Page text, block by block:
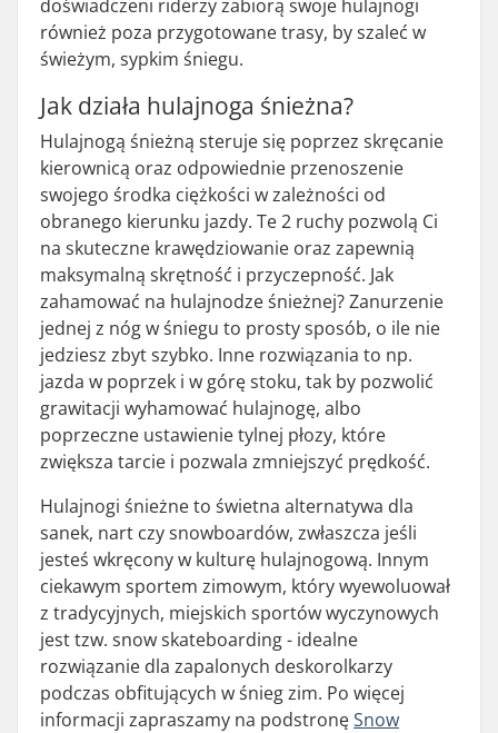
doświadczeni riderzy zabiorą swoje hulajnogi
również poza przygotowane trasy, by szaleć w
świeżym, sypkim śniegu.
Jak działa hulajnoga śnieżna?
Hulajnogą śnieżną steruje się poprzez skręcanie
kierownicą oraz odpowiednie przenoszenie
swojego środka ciężkości w zależności od
obranego kierunku jazdy. Te 2 ruchy pozwolą Ci
na skuteczne krawędziowanie oraz zapewnią
maksymalną skrętność i przyczepność. Jak
zahamować na hulajnodze śnieżnej? Zanurzenie
jednej z nóg w śniegu to prosty sposób, o ile nie
jedziesz zbyt szybko. Inne rozwiązania to np.
jazda w poprzek i w górę stoku, tak by pozwolić
grawitacji wyhamować hulajnogę, albo
poprzeczne ustawienie tylnej płozy, które
zwiększa tarcie i pozwala zmniejszyć prędkość.
Hulajnogi śnieżne to świetna alternatywa dla
sanek, nart czy snowboardów, zwłaszcza jeśli
jesteś wkręcony w kulturę hulajnogową. Innym
ciekawym sportem zimowym, który wyewoluował
z tradycyjnych, miejskich sportów wyczynowych
jest tzw. snow skateboarding - idealne
rozwiązanie dla zapalonych deskorolkarzy
podczas obfitujących w śnieg zim. Po więcej
informacji zapraszamy na podstronęSnow